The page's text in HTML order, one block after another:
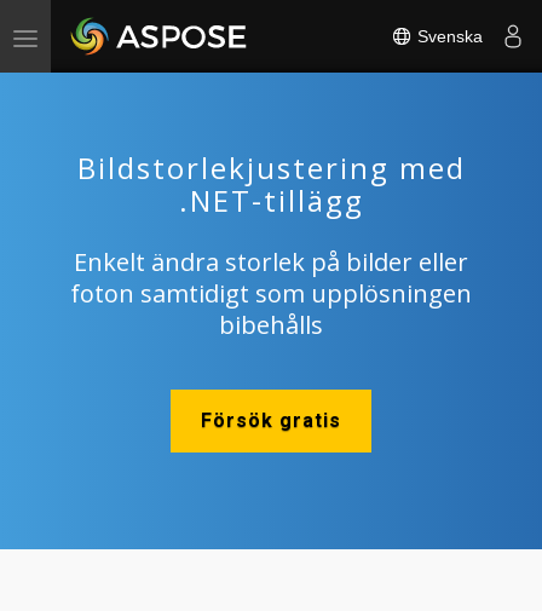
Toggle
Svenska
Bildstorlekjustering med
.NET-tillägg
Enkelt ändra storlek på bilder eller
foton samtidigt som upplösningen
bibehålls
Försök gratis